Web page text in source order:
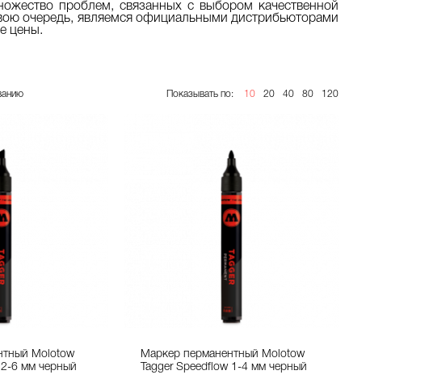
проблем, связанных с выбором качественной
очередь, являемся официальными дистрибьюторами
цены.
Показывать по: 10 20 40 80 120
Molotow
2-6 мм черный
Маркер перманентный Molotow
Tagger Speedflow 1-4 мм черный